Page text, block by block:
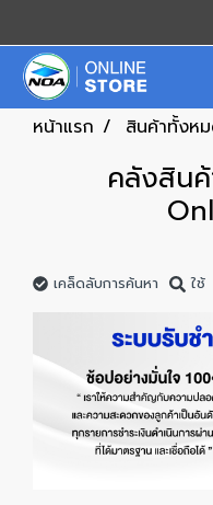
หน้าแรก สินค้าทั้งห
คลังสิน
เคล็ดลับการค้นหา ใช้